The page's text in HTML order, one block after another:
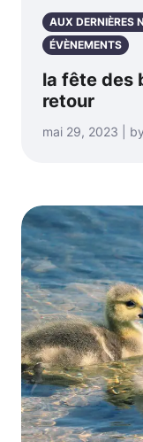
AUX DERNIÈRES
ÉVÈNEMENTS
la fête des
retour
mai 29, 2023 |